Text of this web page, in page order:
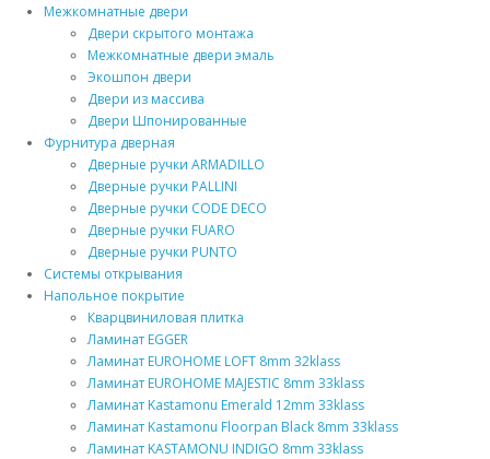
Межкомнатные двери
Двери скрытого монтажа
Межкомнатные двери эмаль
Экошпон двери
Двери из массива
Двери Шпонированные
Фурнитура дверная
Дверные ручки ARMADILLO
Дверные ручки PALLINI
Дверные ручки CODE DECO
Дверные ручки FUARO
Дверные ручки PUNTO
Системы открывания
Напольное покрытие
Кварцвиниловая плитка
Ламинат EGGER
Ламинат EUROHOME LOFT 8mm 32klass
Ламинат EUROHOME MAJESTIC 8mm 33klass
Ламинат Kastamonu Emerald 12mm 33klass
Ламинат Kastamonu Floorpan Black 8mm 33klass
Ламинат KASTAMONU INDIGO 8mm 33klass